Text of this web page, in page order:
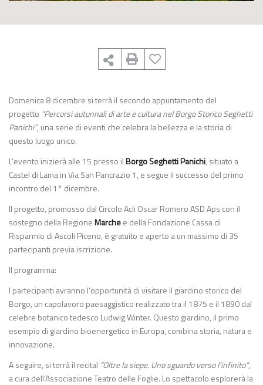
Domenica 8 dicembre si terrà il secondo appuntamento del
progetto “Percorsi autunnali di arte e cultura nel Borgo Storico Seghetti
Panichi”, una serie di eventi che celebra la bellezza e la storia di
questo luogo unico.
L’evento inizierà alle 15 presso ilBorgo Seghetti Panichi, situato a
Castel di Lama in Via San Pancrazio 1, e segue il successo del primo
incontro del 1° dicembre.
Il progetto, promosso dal Circolo Acli Oscar Romero ASD Aps con il
sostegno della RegioneMarchee della Fondazione Cassa di
Risparmio di Ascoli Piceno, è gratuito e aperto a un massimo di 35
partecipanti previa iscrizione.
Il programma:
I partecipanti avranno l’opportunità di visitare il giardino storico del
Borgo, un capolavoro paesaggistico realizzato tra il 1875 e il 1890 dal
celebre botanico tedesco Ludwig Winter. Questo giardino, il primo
esempio di giardino bioenergetico in Europa, combina storia, natura e
innovazione.
A seguire, si terrà il recital “Oltre la siepe. Uno sguardo verso l’infinito”,
a cura dell’Associazione Teatro delle Foglie. Lo spettacolo esplorerà la